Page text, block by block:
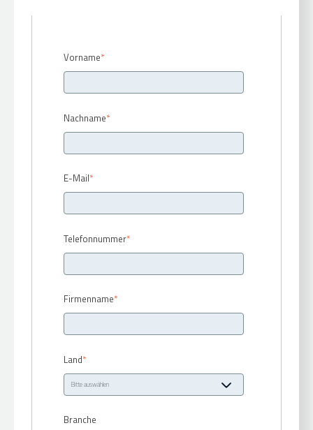
Vorname*
Nachname*
E-Mail*
Telefonnummer*
Firmenname*
Land*
Branche